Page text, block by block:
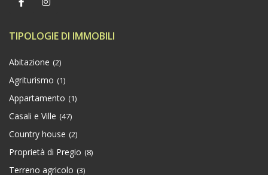
TIPOLOGIE DI IMMOBILI
Abitazione (2)
Agriturismo (1)
Appartamento (1)
Casali e Ville (47)
Country house (2)
Proprietà di Pregio (8)
Terreno agricolo (3)